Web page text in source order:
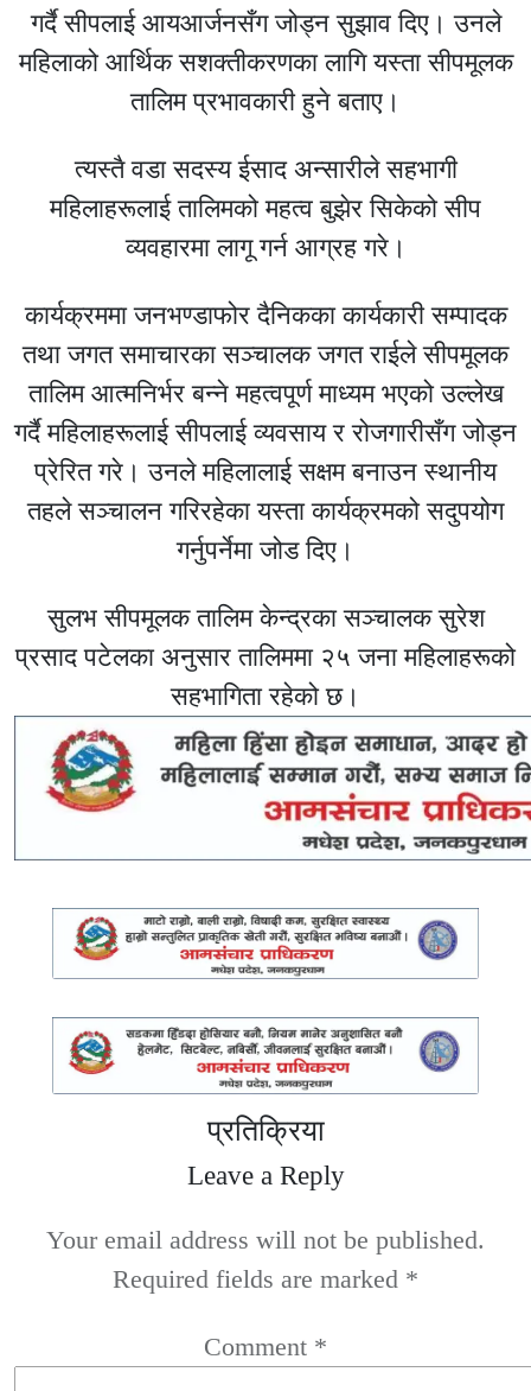
गर्दै सीपलाई आयआर्जनसँग जोड्न सुझाव दिए। उनले
महिलाको आर्थिक सशक्तीकरणका लागि यस्ता सीपमूलक
तालिम प्रभावकारी हुने बताए।
त्यस्तै वडा सदस्य ईसाद अन्सारीले सहभागी
महिलाहरूलाई तालिमको महत्व बुझेर सिकेको सीप
व्यवहारमा लागू गर्न आग्रह गरे।
कार्यक्रममा जनभण्डाफोर दैनिकका कार्यकारी सम्पादक
तथा जगत समाचारका सञ्चालक जगत राईले सीपमूलक
तालिम आत्मनिर्भर बन्ने महत्वपूर्ण माध्यम भएको उल्लेख
गर्दै महिलाहरूलाई सीपलाई व्यवसाय र रोजगारीसँग जोड्न
प्रेरित गरे। उनले महिलालाई सक्षम बनाउन स्थानीय
तहले सञ्चालन गरिरहेका यस्ता कार्यक्रमको सदुपयोग
गर्नुपर्नेमा जोड दिए।
सुलभ सीपमूलक तालिम केन्द्रका सञ्चालक सुरेश
प्रसाद पटेलका अनुसार तालिममा २५ जना महिलाहरूको
सहभागिता रहेको छ।
प्रतिक्रिया
Leave a Reply
Your email address will not be published.
Required fields are marked *
Comment *